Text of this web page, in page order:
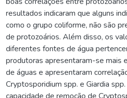
resultados indicaram que alguns
como o grupo coliforme, não são
de protozoários. Além disso, os
diferentes fontes de água
produtoras apresentaram-se mais
de águas e apresentaram
Cryptosporidium spp. e Giardia